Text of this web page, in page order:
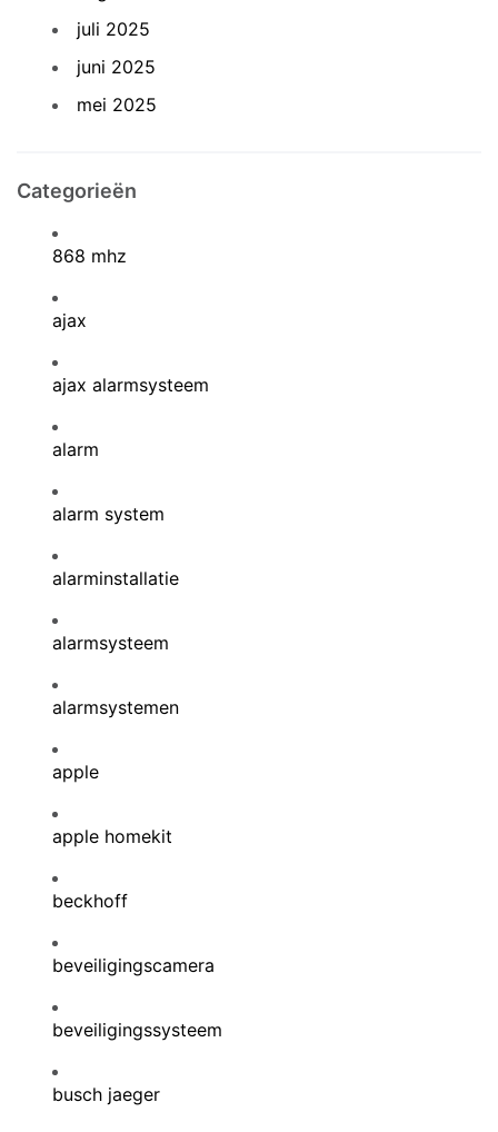
juli 2025
juni 2025
mei 2025
Categorieën
868 mhz
ajax
ajax alarmsysteem
alarm
alarm system
alarminstallatie
alarmsysteem
alarmsystemen
apple
apple homekit
beckhoff
beveiligingscamera
beveiligingssysteem
busch jaeger